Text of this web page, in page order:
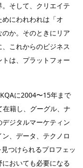
そして、クリエイテ
にわれわれは「オ
か。そのときにリア
これからのビジネス
は、プラットフォー
に2004〜15年まで
籍し、グーグル、ナ
ジタルマーケティン
、データ、テクノロ
つけられるプロフェッ
おいても必要になる